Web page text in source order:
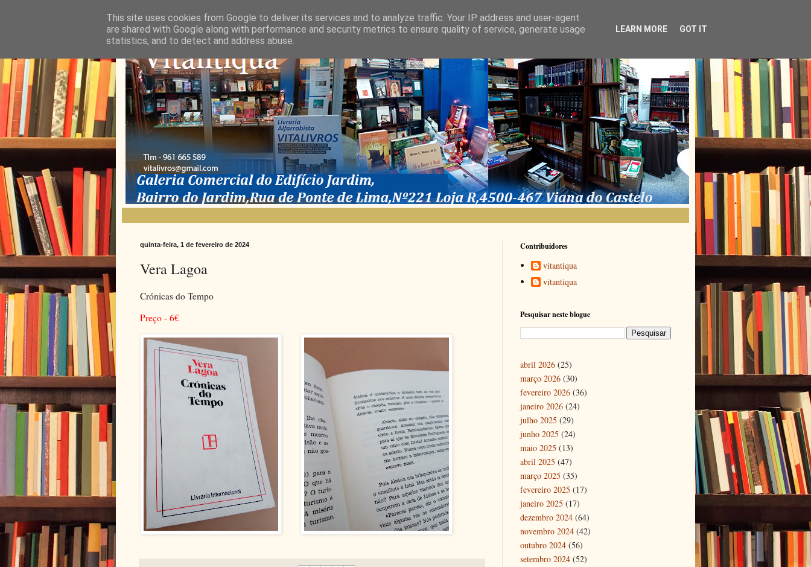
quinta-feira, 1 de fevereiro de 2024
Vera Lagoa
Crónicas do Tempo
Preço - 6€
Contribuidores
vitantiqua
vitantiqua
Pesquisar neste blogue
abril 2026 (25)
março 2026 (30)
fevereiro 2026 (36)
janeiro 2026 (24)
julho 2025 (29)
junho 2025 (24)
maio 2025 (13)
abril 2025 (47)
março 2025 (35)
fevereiro 2025 (17)
janeiro 2025 (17)
dezembro 2024 (64)
novembro 2024 (42)
outubro 2024 (56)
setembro 2024 (52)
This site uses cookies from Google to deliver its services and to analyze traffic. Your IP address and user-agent
are shared with Google along with performance and security metrics to ensure quality of service, generate usage
statistics, and to detect and address abuse.
LEARN MORE GOT IT